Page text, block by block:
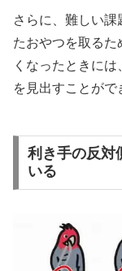
さらに、難しい
たおやつを取るた
くなったときに
を見出すことがで
利き手の反対
いる